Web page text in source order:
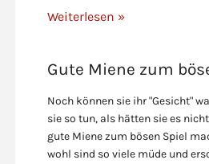
Weiterlesen »
Gute Miene zum
Noch können sie ihr "Gesicht"
sie so tun, als hätten sie es
gute Miene zum bösen Spiel
wohl sind so viele müde und